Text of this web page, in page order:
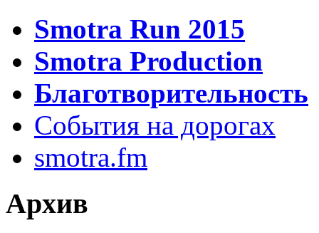
Smotra Run 2015
Smotra Production
Благотворительность
События на дорогах
smotra.fm
Архив